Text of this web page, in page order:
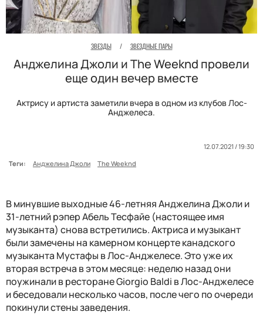
ЗВЕЗДЫ / ЗВЕЗДНЫЕ ПАРЫ
Анджелина Джоли и The Weeknd провели
еще один вечер вместе
Актрису и артиста заметили вчера в одном из клубов Лос-
Анджелеса.
12.07.2021 / 19:30
Теги:
Анджелина Джоли The Weeknd
В минувшие выходные 46-летняя Анджелина Джоли и
31-летний рэпер Абель Тесфайе (настоящее имя
музыканта) снова встретились. Актриса и музыкант
были замечены на камерном концерте канадского
музыканта Мустафы в Лос-Анджелесе. Это уже их
вторая встреча в этом месяце: неделю назад они
поужинали в ресторане Giorgio Baldi в Лос-Анджелесе
и беседовали несколько часов, после чего по очереди
покинули стены заведения.